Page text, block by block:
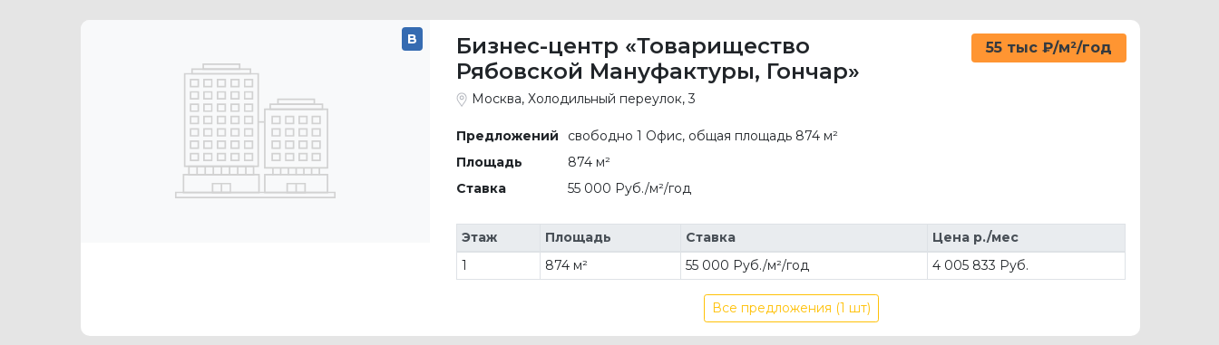
B
Бизнес-центр «Товарищество
Рябовской Мануфактуры, Гончар»
55 тыс ₽/м²/год
Москва, Холодильный переулок, 3
Предложений
свободно 1 Офис, общая площадь 874 м²
Площадь
874 м²
Ставка
55 000 Руб./м²/год
Этаж Площадь Ставка
Цена р./мес
1
874 м² 55 000 Руб./м²/год 4 005 833 Руб.
Все предложения (1 шт)